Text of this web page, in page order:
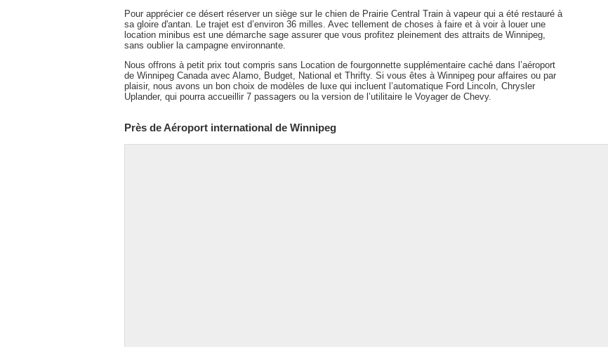
Pour apprécier ce désert réserver un siège sur le chien de Prairie Central Train à vapeur qui a été restauré à
sa gloire d'antan. Le trajet est d’environ 36 milles. Avec tellement de choses à faire et à voir à louer une
location minibus est une démarche sage assurer que vous profitez pleinement des attraits de Winnipeg,
sans oublier la campagne environnante.
Nous offrons à petit prix tout compris sans Location de fourgonnette supplémentaire caché dans l’aéroport
de Winnipeg Canada avec Alamo, Budget, National et Thrifty. Si vous êtes à Winnipeg pour affaires ou par
plaisir, nous avons un bon choix de modèles de luxe qui incluent l’automatique Ford Lincoln, Chrysler
Uplander, qui pourra accueillir 7 passagers ou la version de l’utilitaire le Voyager de Chevy.
Près de Aéroport international de Winnipeg